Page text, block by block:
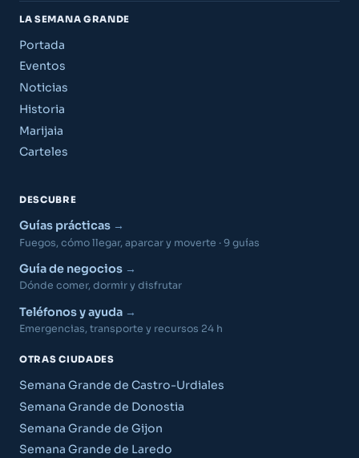
LA SEMANA GRANDE
Portada
Eventos
Noticias
Historia
Marijaia
Carteles
DESCUBRE
Guías prácticas
Fuegos, cómo llegar, aparcar y moverte · 9 guías
Guía de negocios
Dónde comer, dormir y disfrutar
Teléfonos y ayuda
Emergencias, transporte y recursos 24 h
OTRAS CIUDADES
Semana Grande de Castro-Urdiales
Semana Grande de Donostia
Semana Grande de Gijon
Semana Grande de Laredo